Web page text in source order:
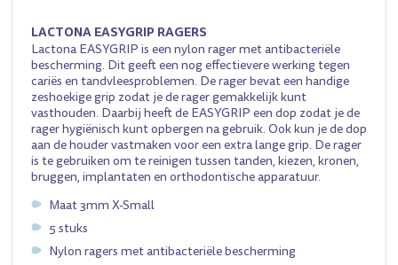
LACTONA EASYGRIP RAGERS
Lactona EASYGRIP is een nylon rager met antibacteriële
bescherming. Dit geeft een nog effectievere werking tegen
cariës en tandvleesproblemen. De rager bevat een handige
zeshoekige grip zodat je de rager gemakkelijk kunt
vasthouden. Daarbij heeft de EASYGRIP een dop zodat je de
rager hygiënisch kunt opbergen na gebruik. Ook kun je de dop
aan de houder vastmaken voor een extra lange grip. De rager
is te gebruiken om te reinigen tussen tanden, kiezen, kronen,
bruggen, implantaten en orthodontische apparatuur.
Maat 3mm X-Small
5 stuks
Nylon ragers met antibacteriële bescherming